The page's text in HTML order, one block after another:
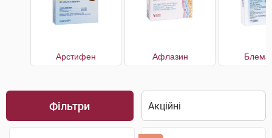
Арстифен Афлазин
Фільтри